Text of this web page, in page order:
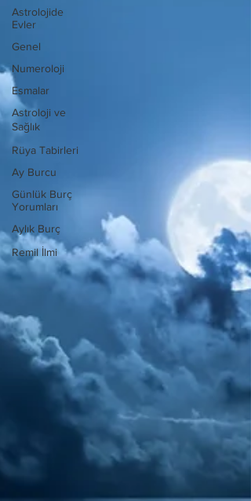
Astrolojide
Evler
Genel
Numeroloji
Esmalar
Astroloji ve
Sağlık
Rüya Tabirleri
Ay Burcu
Günlük Burç
Yorumları
Aylık Burç
Remil İlmi